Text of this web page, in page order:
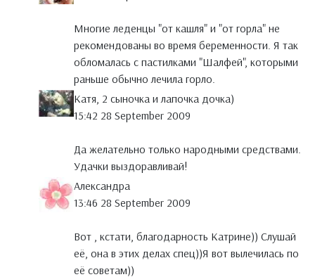
Многие леденцы "от кашля" и "от горла" не
рекомендованы во время беременности. Я так
обломалась с пастилками "Шалфей", которыми
раньше обычно лечила горло.
Катя, 2 сыночка и лапочка дочка)
15:42 28 September 2009
Да желательно только народными средствами.
Удачки выздоравливай!
Александра
13:46 28 September 2009
Вот , кстати, благодарность Катрине)) Слушай
её, она в этих делах спец))Я вот вылечилась по
её советам))